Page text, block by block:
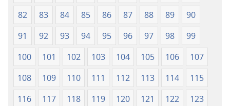
82
83 84 85 86 87 88 89
90
91
92 93 94 95 96 97 98
99
100
101 102 103 104 105 106
107
108
109 110 111 112 113 114
115
116
117 118 119 120 121 122
123